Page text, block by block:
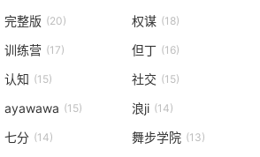
完整版 (20) 权谋 (18)
训练营 (17) 但丁 (16)
认知 (15) 社交 (15)
ayawawa (15) 浪ji (14)
七分 (14) 舞步学院 (13)